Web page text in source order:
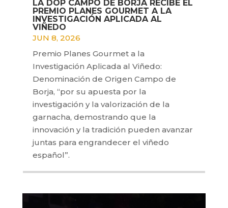
LA DOP CAMPO DE BORJA RECIBE EL
PREMIO PLANES GOURMET A LA
INVESTIGACIÓN APLICADA AL
VIÑEDO
JUN 8, 2026
Premio Planes Gourmet a la
Investigación Aplicada al Viñedo:
Denominación de Origen Campo de
Borja, “por su apuesta por la
investigación y la valorización de la
garnacha, demostrando que la
innovación y la tradición pueden avanzar
juntas para engrandecer el viñedo
español”.